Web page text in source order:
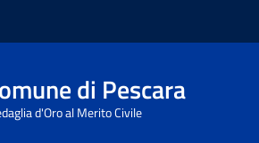
di Pescara
d'Oro al Merito Civile
/ Approfondimenti / Sport